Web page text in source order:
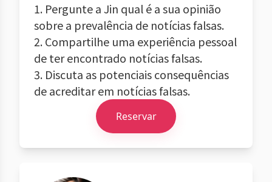
1. Pergunte a Jin qual é a sua opinião
sobre a prevalência de notícias falsas.
2. Compartilhe uma experiência pessoal
de ter encontrado notícias falsas.
3. Discuta as potenciais consequências
de acreditar em notícias falsas.
Reservar